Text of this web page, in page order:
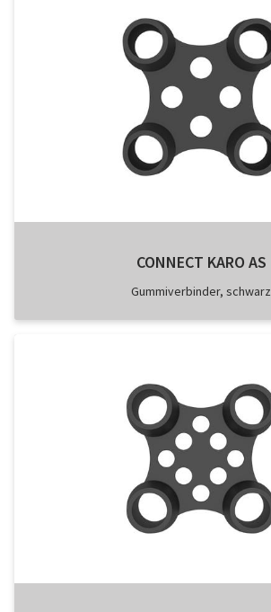
CONNECT KARO AS
Gummiverbinder, schwarz